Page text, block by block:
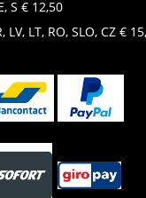
S € 12,50
LV, LT, RO, SLO, CZ €